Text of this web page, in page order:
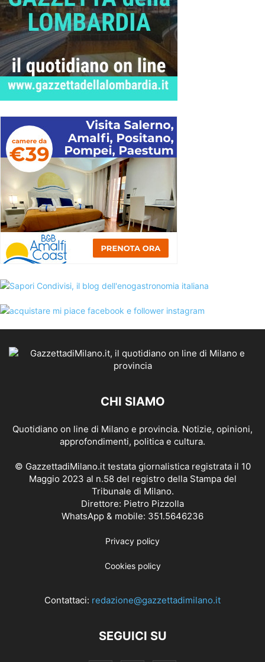
CHI SIAMO
Quotidiano on line di Milano e provincia. Notizie, opinioni,
approfondimenti, politica e cultura.
© GazzettadiMilano.it testata giornalistica registrata il 10
Maggio 2023 al n.58 del registro della Stampa del
Tribunale di Milano.
Direttore: Pietro Pizzolla
WhatsApp & mobile: 351.5646236
Privacy policy
Cookies policy
Contattaci: redazione@gazzettadimilano.it
SEGUICI SU